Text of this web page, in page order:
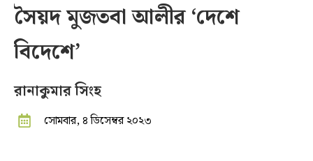
সৈয়দ মুজতবা আলীর ‘দেশে
বিদেশে’
রানাকুমার সিংহ
সোমবার, ৪ ডিসেম্বর ২০২৩